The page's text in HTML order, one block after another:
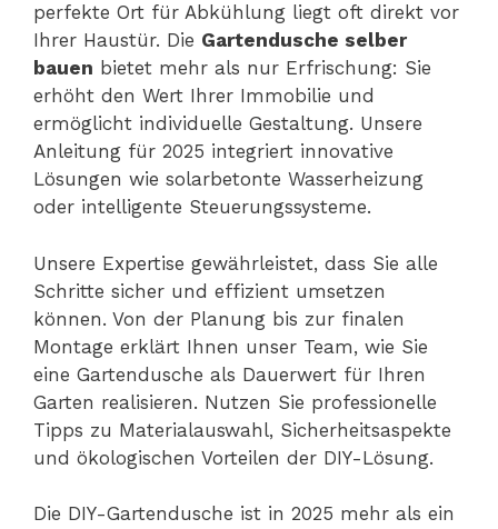
perfekte Ort für Abkühlung liegt oft direkt vor
Ihrer Haustür. Die Gartendusche selber
bauen bietet mehr als nur Erfrischung: Sie
erhöht den Wert Ihrer Immobilie und
ermöglicht individuelle Gestaltung. Unsere
Anleitung für 2025 integriert innovative
Lösungen wie solarbetonte Wasserheizung
oder intelligente Steuerungssysteme.
Unsere Expertise gewährleistet, dass Sie alle
Schritte sicher und effizient umsetzen
können. Von der Planung bis zur finalen
Montage erklärt Ihnen unser Team, wie Sie
eine Gartendusche als Dauerwert für Ihren
Garten realisieren. Nutzen Sie professionelle
Tipps zu Materialauswahl, Sicherheitsaspekte
und ökologischen Vorteilen der DIY-Lösung.
Die DIY-Gartendusche ist in 2025 mehr als ein